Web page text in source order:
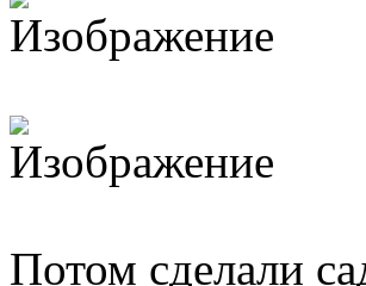
Потом сделали